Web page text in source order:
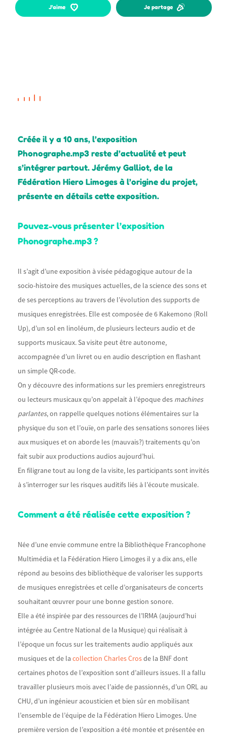
J'aime Je partage
Créée il y a 10 ans, l’exposition
Phonographe.mp3 reste d’actualité et peut
s’intégrer partout. Jérémy Galliot, de la
Fédération Hiero Limoges à l’origine du projet,
présente en détails cette exposition.
Pouvez-vous présenter l’exposition
Phonographe.mp3 ?
Il s’agit d’une exposition à visée pédagogique autour de la
socio-histoire des musiques actuelles, de la science des sons et
de ses perceptions au travers de l’évolution des supports de
musiques enregistrées. Elle est composée de 6 Kakemono (Roll
Up), d’un sol en linoléum, de plusieurs lecteurs audio et de
supports musicaux. Sa visite peut être autonome,
accompagnée d’un livret ou en audio description en flashant
un simple QR-code.
On y découvre des informations sur les premiers enregistreurs
ou lecteurs musicaux qu’on appelait à l’époque des machines
parlantes, on rappelle quelques notions élémentaires sur la
physique du son et l’ouïe, on parle des sensations sonores liées
aux musiques et on aborde les (mauvais?) traitements qu’on
fait subir aux productions audios aujourd’hui.
En filigrane tout au long de la visite, les participants sont invités
à s’interroger sur les risques auditifs liés à l’écoute musicale.
Comment a été réalisée cette exposition ?
Née d’une envie commune entre la Bibliothèque Francophone
Multimédia et la Fédération Hiero Limoges il y a dix ans, elle
répond au besoins des bibliothèque de valoriser les supports
de musiques enregistrées et celle d’organisateurs de concerts
souhaitant œuvrer pour une bonne gestion sonore.
Elle a été inspirée par des ressources de l’IRMA (aujourd’hui
intégrée au Centre National de la Musique) qui réalisait à
l’époque un focus sur les traitements audio appliqués aux
musiques et de la collection Charles Crosde la BNF dont
certaines photos de l’exposition sont d’ailleurs issues. Il a fallu
travailler plusieurs mois avec l’aide de passionnés, d’un ORL au
CHU, d’un ingénieur acousticien et bien sûr en mobilisant
l’ensemble de l’équipe de la Fédération Hiero Limoges. Une
première version de l’exposition a été montée et présentée en